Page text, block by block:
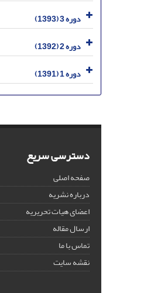
دوره 3 (1393)
دوره 2 (1392)
دوره 1 (1391)
دسترسی سریع
صفحه اصلی
درباره نشریه
اعضای هیات تحریریه
ارسال مقاله
تماس با ما
نقشه سایت